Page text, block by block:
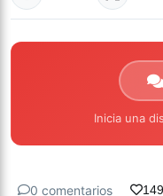
Inicia una
0 comentarios 149